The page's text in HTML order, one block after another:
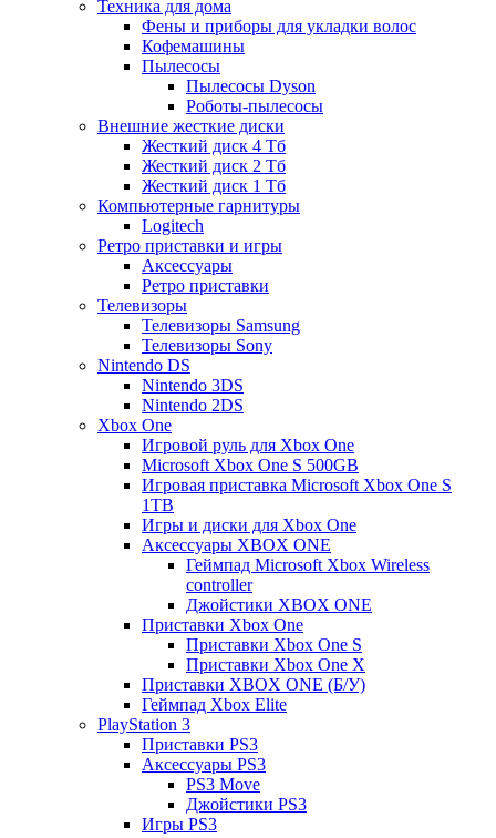
Техника для дома
Фены и приборы для укладки волос
Кофемашины
Пылесосы
Пылесосы Dyson
Роботы-пылесосы
Внешние жесткие диски
Жесткий диск 4 Тб
Жесткий диск 2 Тб
Жесткий диск 1 Тб
Компьютерные гарнитуры
Logitech
Ретро приставки и игры
Аксессуары
Ретро приставки
Телевизоры
Телевизоры Samsung
Телевизоры Sony
Nintendo DS
Nintendo 3DS
Nintendo 2DS
Xbox One
Игровой руль для Xbox One
Microsoft Xbox One S 500GB
Игровая приставка Microsoft Xbox One S
1TB
Игры и диски для Xbox One
Аксессуары XBOX ONE
Геймпад Microsoft Xbox Wireless
controller
Джойстики XBOX ONE
Приставки Xbox One
Приставки Xbox One S
Приставки Xbox One X
Приставки XBOX ONE (Б/У)
Геймпад Xbox Elite
PlayStation 3
Приставки PS3
Аксессуары PS3
PS3 Move
Джойстики PS3
Игры PS3